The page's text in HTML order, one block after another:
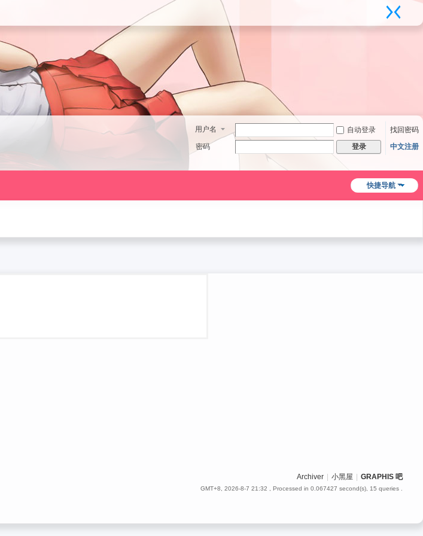
用户名 自动登录
找回密码
密码
登录 中文注册
快捷导航
Archiver 小黑屋 GRAPHIS 吧
GMT+8, 2026-8-7 21:32 , Processed in 0.067427 second(s), 15 queries .